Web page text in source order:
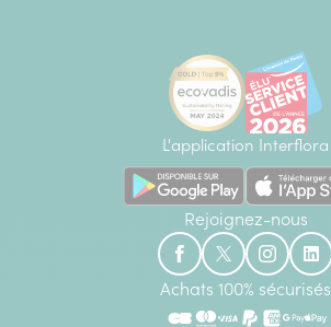
L'application Interflora
Rejoignez-nous
Achats 100% sécurisés